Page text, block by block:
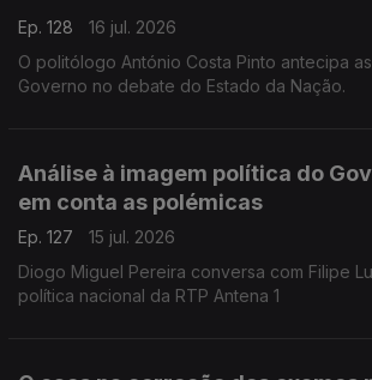
Ep. 128
16 jul. 2026
O politólogo António Costa Pinto antecipa
Governo no debate do Estado da Nação.
Análise à imagem política do
em conta as polémicas
Ep. 127
15 jul. 2026
Diogo Miguel Pereira conversa com Filipe
política nacional da RTP Antena 1